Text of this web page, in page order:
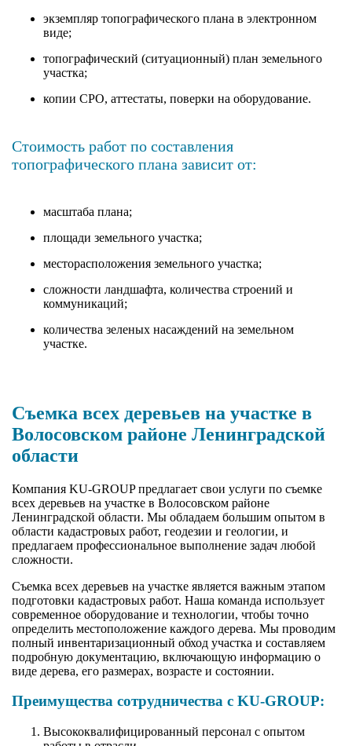
экземпляр топографического плана в электронном
виде;
топографический (ситуационный) план земельного
участка;
копии СРО, аттестаты, поверки на оборудование.
Стоимость работ по составления
топографического плана зависит от:
масштаба плана;
площади земельного участка;
месторасположения земельного участка;
сложности ландшафта, количества строений и
коммуникаций;
количества зеленых насаждений на земельном
участке.
Съемка всех деревьев на участке в
Волосовском районе Ленинградской
области
Компания KU-GROUP предлагает свои услуги по съемке
всех деревьев на участке в Волосовском районе
Ленинградской области. Мы обладаем большим опытом в
области кадастровых работ, геодезии и геологии, и
предлагаем профессиональное выполнение задач любой
сложности.
Съемка всех деревьев на участке является важным этапом
подготовки кадастровых работ. Наша команда использует
современное оборудование и технологии, чтобы точно
определить местоположение каждого дерева. Мы проводим
полный инвентаризационный обход участка и составляем
подробную документацию, включающую информацию о
виде дерева, его размерах, возрасте и состоянии.
Преимущества сотрудничества с KU-GROUP:
Высококвалифицированный персонал с опытом